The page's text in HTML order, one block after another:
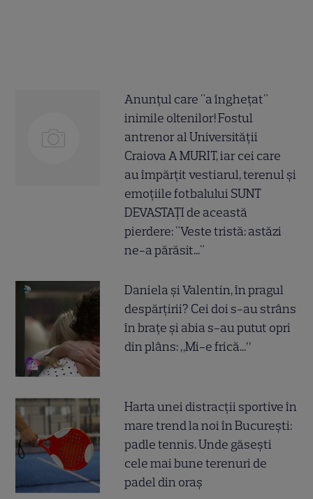
Anunțul care "a înghețat"
inimile oltenilor! Fostul
antrenor al Universității
Craiova A MURIT, iar cei care
au împărțit vestiarul, terenul și
emoțiile fotbalului SUNT
DEVASTAȚI de această
pierdere: "Veste tristă: astăzi
ne-a părăsit..."
Daniela și Valentin, în pragul
despărțirii? Cei doi s-au strâns
în brațe și abia s-au putut opri
din plâns: „Mi-e frică...”
Harta unei distracții sportive în
mare trend la noi în București:
padle tennis. Unde găsești
cele mai bune terenuri de
padel din oraș